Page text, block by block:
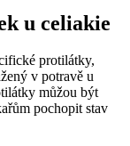
u celiakie
protilátky,
v ⁢potravě u
můžou být
‌pochopit ⁣stav